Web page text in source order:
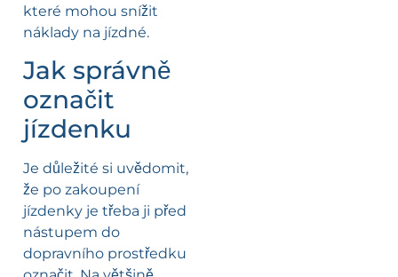
které mohou snížit
náklady na jízdné.
Jak správně
označit
jízdenku
Je důležité si uvědomit,
že po zakoupení
jízdenky je třeba ji před
nástupem do
dopravního prostředku